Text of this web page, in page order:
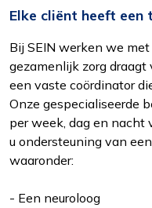
Elke cliënt heeft
Bij SEIN werken we
gezamenlijk zorg
een vaste coördinator
Onze gespecialiseerde
per week, dag en nacht
u ondersteuning van
waaronder:
- Een neuroloog